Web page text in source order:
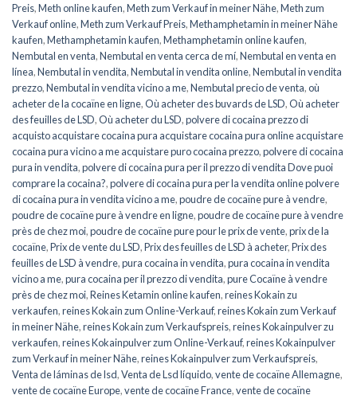
Preis,Meth online kaufen,Meth zum Verkauf in meiner Nähe,Meth zum
Verkauf online,Meth zum Verkauf Preis,Methamphetamin in meiner Nähe
kaufen,Methamphetamin kaufen,Methamphetamin online kaufen,
Nembutal en venta,Nembutal en venta cerca de mí,Nembutal en venta en
línea,Nembutal in vendita,Nembutal in vendita online,Nembutal in vendita
prezzo,Nembutal in vendita vicino a me,Nembutal precio de venta,où
acheter de la cocaïne en ligne,Où acheter des buvards de LSD,Où acheter
des feuilles de LSD,Où acheter du LSD,polvere di cocaina prezzo di
acquisto acquistare cocaina pura acquistare cocaina pura online acquistare
cocaina pura vicino a me acquistare puro cocaina prezzo,polvere di cocaina
pura in vendita,polvere di cocaina pura per il prezzo di vendita Dove puoi
comprare la cocaina?,polvere di cocaina pura per la vendita online polvere
di cocaina pura in vendita vicino a me,poudre de cocaïne pure à vendre,
poudre de cocaïne pure à vendre en ligne,poudre de cocaïne pure à vendre
près de chez moi,poudre de cocaïne pure pour le prix de vente,prix de la
cocaïne,Prix de vente du LSD,Prix des feuilles de LSD à acheter,Prix des
feuilles de LSD à vendre,pura cocaina in vendita,pura cocaina in vendita
vicino a me,pura cocaina per il prezzo di vendita,pure Cocaïne à vendre
près de chez moi,Reines Ketamin online kaufen,reines Kokain zu
verkaufen,reines Kokain zum Online-Verkauf,reines Kokain zum Verkauf
in meiner Nähe,reines Kokain zum Verkaufspreis,reines Kokainpulver zu
verkaufen,reines Kokainpulver zum Online-Verkauf,reines Kokainpulver
zum Verkauf in meiner Nähe,reines Kokainpulver zum Verkaufspreis,
Venta de láminas de lsd,Venta de Lsd líquido,vente de cocaïne Allemagne,
vente de cocaïne Europe,vente de cocaïne France,vente de cocaïne